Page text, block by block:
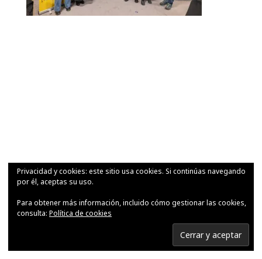
Privacidad y cookies: este sitio usa cookies. Si continúas navegando
por él, aceptas su uso.
Para obtener más información, incluido cómo gestionar las cookies,
consulta: Política de cookies